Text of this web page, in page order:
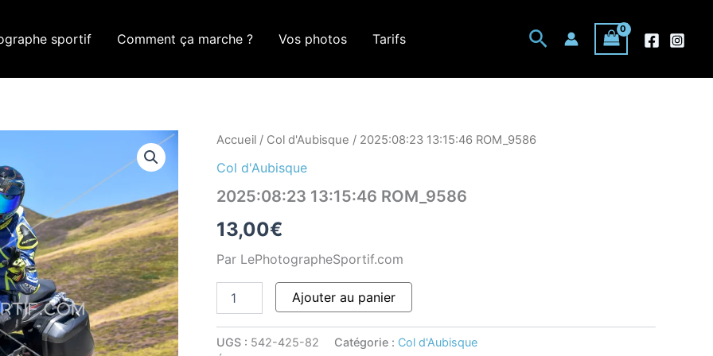
sportif Comment ça marche ? Vos photos Tarifs Rechercher
Accueil / Col d'Aubisque / 2025:08:23 13:15:46 ROM_9586
Col d'Aubisque
2025:08:23 13:15:46 ROM_9586
13,00€
Par LePhotographeSportif.com
quantité
2025:08:23
ROM_9586
Ajouter au panier
UGS : 542-425-82 Catégorie : Col d'Aubisque